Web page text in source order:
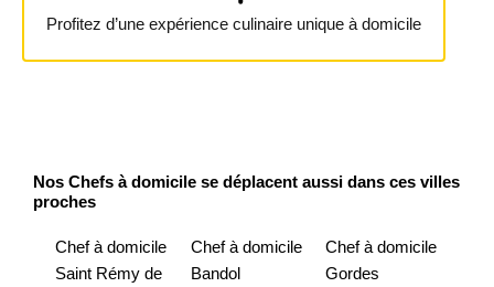
Profitez d’une expérience culinaire unique à domicile
Nos Chefs à domicile se déplacent aussi dans ces villes
proches
Chef à domicile
Saint Rémy de
Chef à domicile
Bandol
Chef à domicile
Gordes